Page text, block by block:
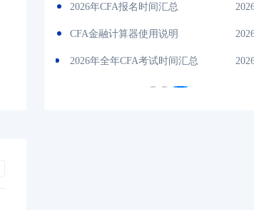
CFA一级考试内容
2026CFA考试费用一览表
2026年cfa报名官网入口